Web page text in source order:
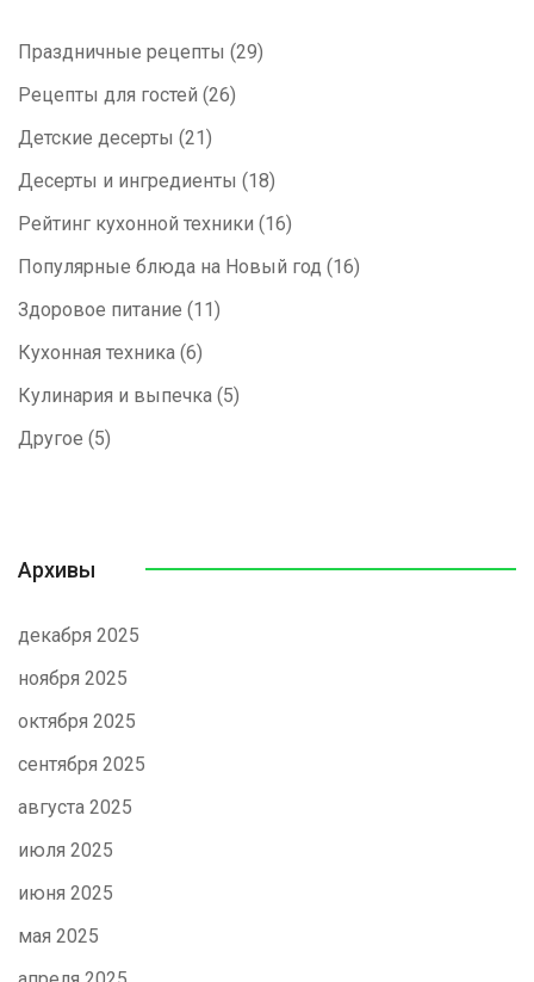
Праздничные рецепты (29)
Рецепты для гостей (26)
Детские десерты (21)
Десерты и ингредиенты (18)
Рейтинг кухонной техники (16)
Популярные блюда на Новый год (16)
Здоровое питание (11)
Кухонная техника (6)
Кулинария и выпечка (5)
Другое (5)
Архивы
декабря 2025
ноября 2025
октября 2025
сентября 2025
августа 2025
июля 2025
июня 2025
мая 2025